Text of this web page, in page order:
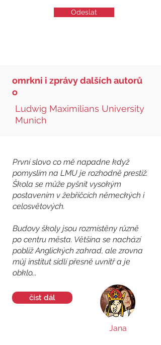
Odeslat
omrkni i zprávy dalších autorů
o
Ludwig Maximilians University
Munich
První slovo co mě napadne když
pomyslím na LMU je rozhodně prestiž.
Škola se může pyšnit vysokým
postavením v žebříčcích německých i
celosvětových.
Budovy školy jsou rozmístěny různě
po centru města. Většina se nachází
poblíž Anglických zahrad, ale zrovna
můj institut sídlí přesně uvnitř a je
obklo...
číst dál
Jana